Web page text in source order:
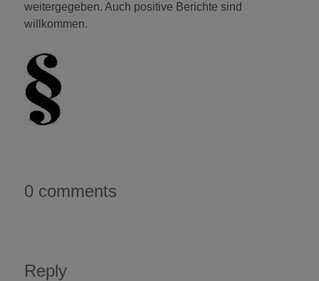
weitergegeben. Auch positive Berichte sind
willkommen.
0 comments
Reply